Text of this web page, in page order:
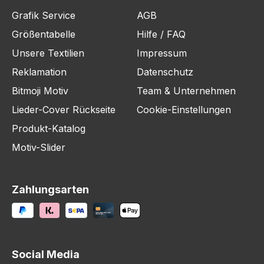
Grafik Service
Größentabelle
Unsere Textilien
Reklamation
Bitmoji Motiv
Lieder-Cover Rückseite
Produkt-Katalog
Motiv-Slider
AGB
Hilfe / FAQ
Impressum
Datenschutz
Team & Unternehmen
Cookie-Einstellungen
Zahlungsarten
Social Media